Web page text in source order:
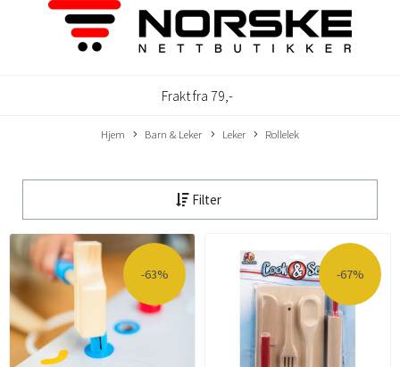
Frakt fra 79,-
Hjem Barn & Leker Leker Rollelek
Filter
-63% -67%